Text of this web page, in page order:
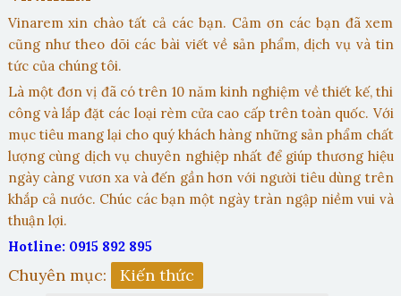
Vinarem xin chào tất cả các bạn. Cảm ơn các bạn đã xem
cũng như theo dõi các bài viết về sản phẩm, dịch vụ và tin
tức của chúng tôi.
Là một đơn vị đã có trên 10 năm kinh nghiệm về thiết kế, thi
công và lắp đặt các loại rèm cửa cao cấp trên toàn quốc. Với
mục tiêu mang lại cho quý khách hàng những sản phẩm chất
lượng cùng dịch vụ chuyên nghiệp nhất để giúp thương hiệu
ngày càng vươn xa và đến gần hơn với người tiêu dùng trên
khắp cả nước. Chúc các bạn một ngày tràn ngập niềm vui và
thuận lợi.
Hotline: 0915 892 895
Chuyên mục:
Kiến thức